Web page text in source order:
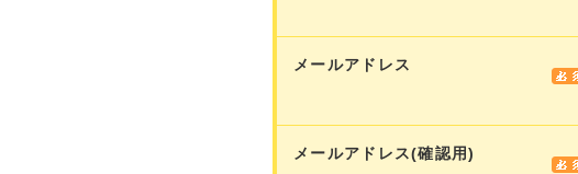
メールアドレス
メールアドレス(確認用)